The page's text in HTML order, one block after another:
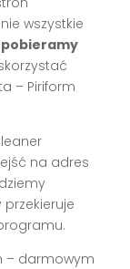
wszystkie
pobieramy
– Piriform
na adres
przekieruje
– darmowym